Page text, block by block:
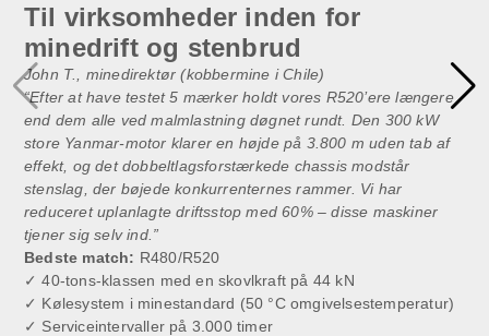
Til virksomheder inden for
minedrift og stenbrud
John T., minedirektør (kobbermine i Chile)
“Efter at have testet 5 mærker holdt vores R520’ere længere
end dem alle ved malmlastning døgnet rundt. Den 300 kW
store Yanmar-motor klarer en højde på 3.800 m uden tab af
effekt, og det dobbeltlagsforstærkede chassis modstår
stenslag, der bøjede konkurrenternes rammer. Vi har
reduceret uplanlagte driftsstop med 60% – disse maskiner
tjener sig selv ind.”
Bedste match: R480/R520
✓ 40-tons-klassen med en skovlkraft på 44 kN
✓ Kølesystem i minestandard (50 °C omgivelsestemperatur)
✓ Serviceintervaller på 3.000 timer